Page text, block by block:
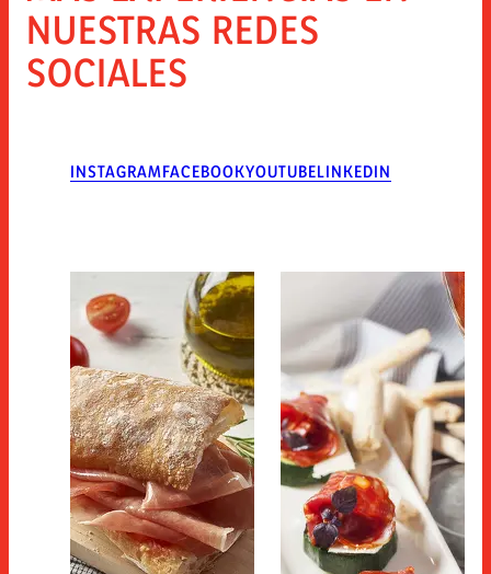
NUESTRAS REDES
SOCIALES
INSTAGRAMFACEBOOKYOUTUBELINKEDIN